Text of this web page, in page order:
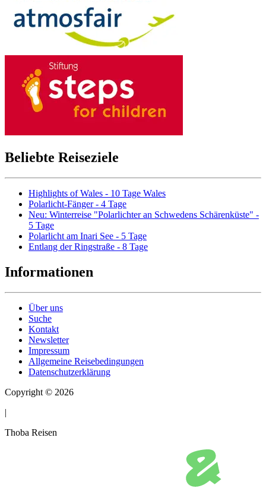
Beliebte Reiseziele
Highlights of Wales - 10 Tage Wales
Polarlicht-Fänger - 4 Tage
Neu: Winterreise "Polarlichter an Schwedens Schärenküste" -
5 Tage
Polarlicht am Inari See - 5 Tage
Entlang der Ringstraße - 8 Tage
Informationen
Über uns
Suche
Kontakt
Newsletter
Impressum
Allgemeine Reisebedingungen
Datenschutzerklärung
Copyright © 2026
|
Thoba Reisen